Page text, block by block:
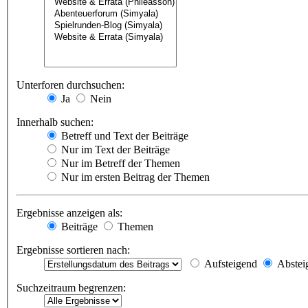
Unterforen durchsuchen:
Ja
Nein
Innerhalb suchen:
Betreff und Text der Beiträge
Nur im Text der Beiträge
Nur im Betreff der Themen
Nur im ersten Beitrag der Themen
Ergebnisse anzeigen als:
Beiträge
Themen
Ergebnisse sortieren nach:
Aufsteigend
Suchzeitraum begrenzen: